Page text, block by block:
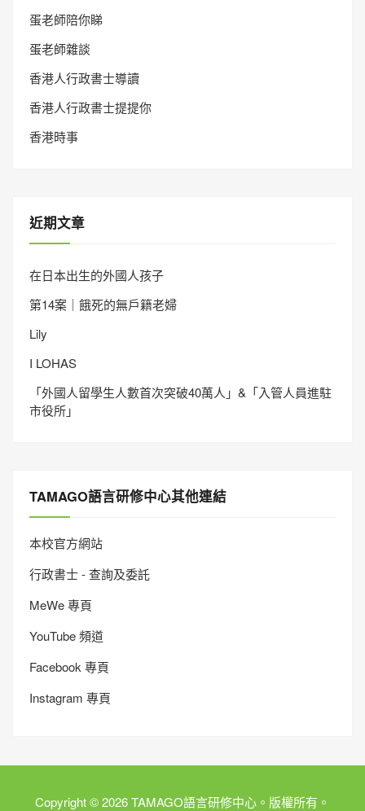
蛋老師陪你睇
蛋老師雜談
香港人行政書士導讀
香港人行政書士提提你
香港時事
近期文章
在日本出生的外國人孩子
第14案｜餓死的無戶籍老婦
Lily
I LOHAS
「外國人留學生人數首次突破40萬人」&「入管人員進駐
市役所」
TAMAGO語言研修中心其他連結
本校官方網站
行政書士 - 查詢及委託
MeWe 專頁
YouTube 頻道
Facebook 專頁
Instagram 專頁
Copyright © 2026 TAMAGO語言研修中心。版權所有。